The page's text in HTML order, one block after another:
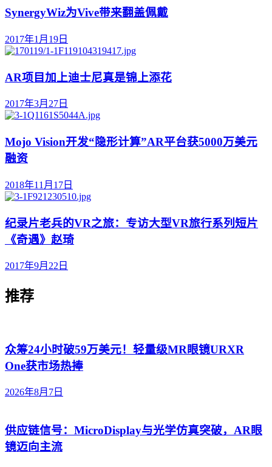
SynergyWiz为Vive带来翻盖佩戴
2017年1月19日
AR项目加上迪士尼真是锦上添花
2017年3月27日
Mojo Vision开发“隐形计算”AR平台获5000万美元
融资
2018年11月17日
纪录片老兵的VR之旅：专访大型VR旅行系列短片
《奇遇》赵琦
2017年9月22日
推荐
众筹24小时破59万美元！轻量级MR眼镜URXR
One获市场热捧
2026年8月7日
供应链信号：MicroDisplay与光学仿真突破，AR眼
镜迈向主流